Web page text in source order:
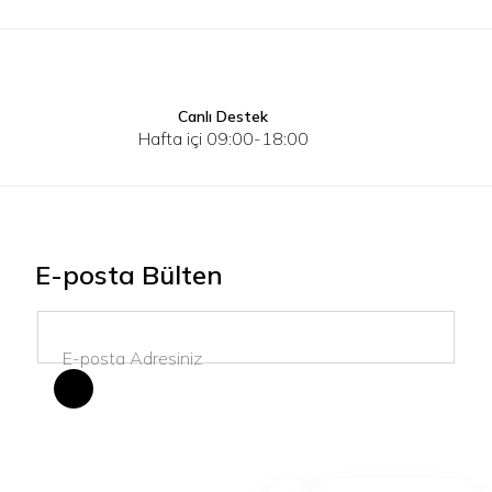
L XL 2XL 3XL
Canlı Destek
Hafta içi 09:00-18:00
E-posta Bülten